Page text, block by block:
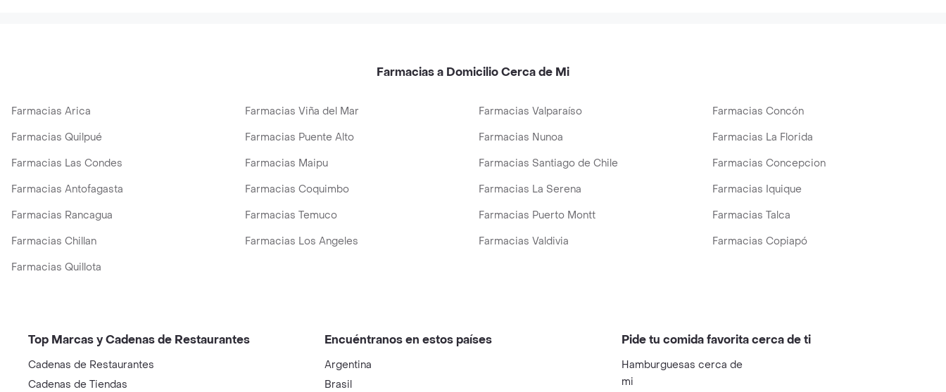
Farmacias a Domicilio Cerca de Mi
Farmacias Arica Farmacias Viña del Mar Farmacias Valparaíso
Farmacias Concón
Farmacias Quilpué
Farmacias Puente Alto Farmacias Nunoa
Farmacias La Florida
Farmacias Las Condes
Farmacias Maipu Farmacias Santiago de Chile
Farmacias Concepcion
Farmacias Antofagasta
Farmacias Coquimbo Farmacias La Serena
Farmacias Iquique
Farmacias Rancagua
Farmacias Temuco Farmacias Puerto Montt
Farmacias Talca
Farmacias Chillan
Farmacias Los Angeles Farmacias Valdivia
Farmacias Copiapó
Farmacias Quillota
Top Marcas y Cadenas de Restaurantes
Cadenas de Restaurantes
Cadenas de Tiendas
Encuéntranos en estos países
Argentina
Brasil
Pide tu comida favorita cerca de ti
Hamburguesas cerca de
mi